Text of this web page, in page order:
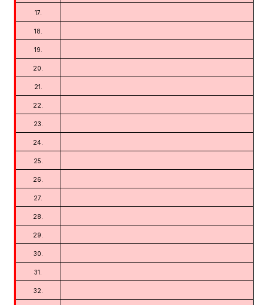
17.
18.
19.
20.
21.
22.
23.
24.
25.
26.
27.
28.
29.
30.
31.
32.